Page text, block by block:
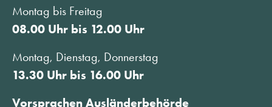
Montag bis Freitag
08.00 Uhr bis 12.00 Uhr
Montag, Dienstag, Donnerstag
13.30 Uhr bis 16.00 Uhr
Vorsprachen Ausländerbehörde